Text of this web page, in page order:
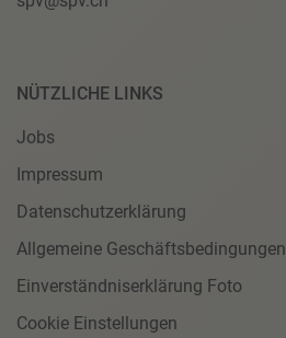
NÜTZLICHE LINKS
Jobs
Impressum
Datenschutzerklärung
Allgemeine Geschäftsbedingungen
Einverständniserklärung Foto
Cookie Einstellungen